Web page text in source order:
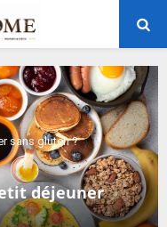
sans gluten ?
déjeuner